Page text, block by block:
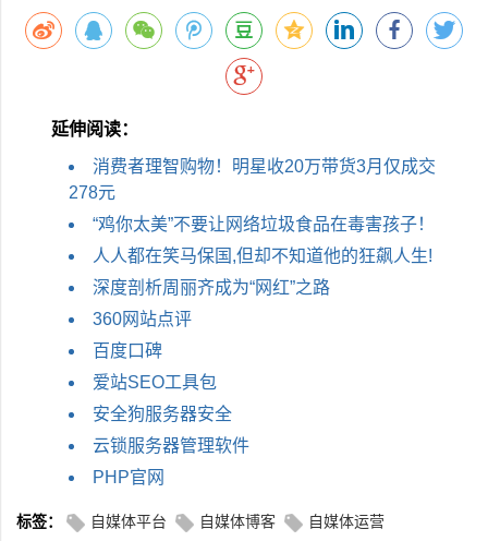
延伸阅读：
消费者理智购物！明星收20万带货3月仅成交
278元
“鸡你太美”不要让网络垃圾食品在毒害孩子！
人人都在笑马保国,但却不知道他的狂飙人生!
深度剖析周丽齐成为“网红”之路
360网站点评
百度口碑
爱站SEO工具包
安全狗服务器安全
云锁服务器管理软件
PHP官网
标签： 自媒体平台 自媒体博客
自媒体运营